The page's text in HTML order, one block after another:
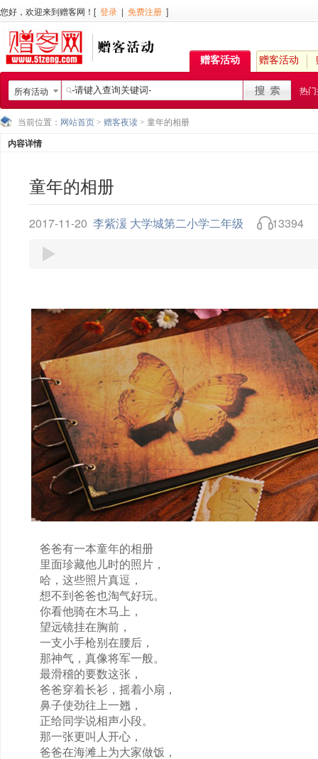
您好，欢迎来到赠客网！[ 登录 | 免费注册 ]
赠客活动 赠客活动
所有活动 热
当前位置： 网站首页 > 赠客夜读 > 童年的相册
内容详情
童年的相册
2017-11-20 李紫湲 大学城第二小学二年级 13394
爸爸有一本童年的相册
里面珍藏他儿时的照片，
哈，这些照片真逗，
想不到爸爸也淘气好玩。
你看他骑在木马上，
望远镜挂在胸前，
一支小手枪别在腰后，
那神气，真像将军一般。
最滑稽的要数这张，
爸爸穿着长衫，摇着小扇，
鼻子使劲往上一翘，
正给同学说相声小段。
那一张更叫人开心，
爸爸在海滩上为大家做饭，